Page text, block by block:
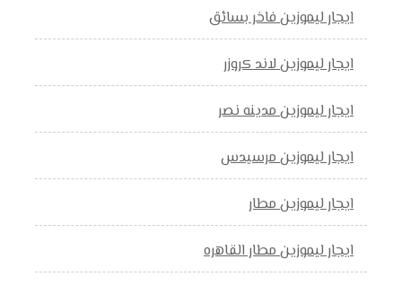
ايجار ليموزين فاخر بسائق
ايجار ليموزين لاند كروزر
ايجار ليموزين مدينه نصر
ايجار ليموزين مرسيدس
ايجار ليموزين مطار
ايجار ليموزين مطار القاهره